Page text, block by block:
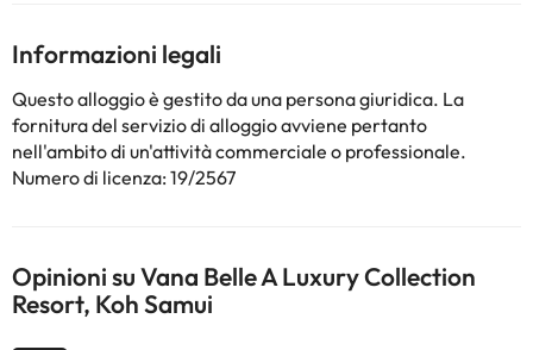
Informazioni legali
Questo alloggio è gestito da una persona giuridica. La
fornitura del servizio di alloggio avviene pertanto
nell'ambito di un'attività commerciale o professionale.
Numero di licenza: 19/2567
Opinioni su Vana Belle A Luxury Collection
Resort, Koh Samui